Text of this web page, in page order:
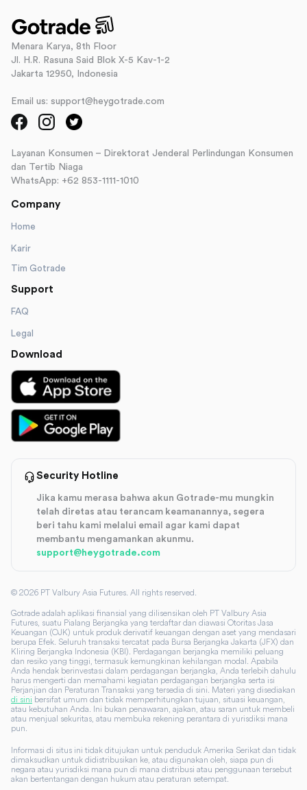
Menara Karya, 8th Floor
Jl. H.R. Rasuna Said Blok X-5 Kav-1-2
Jakarta 12950, Indonesia
Email us: support@heygotrade.com
Layanan Konsumen – Direktorat Jenderal Perlindungan Konsumen
dan Tertib Niaga
WhatsApp: +62 853-1111-1010
Company
Home
Karir
Tim Gotrade
Support
FAQ
Legal
Download
Security Hotline
Jika kamu merasa bahwa akun Gotrade-mu mungkin
telah diretas atau terancam keamanannya, segera
beri tahu kami melalui email agar kami dapat
membantu mengamankan akunmu.
support@heygotrade.com
© 2026 PT Valbury Asia Futures. All rights reserved.
Gotrade adalah aplikasi finansial yang dilisensikan oleh PT Valbury Asia
Futures, suatu Pialang Berjangka yang terdaftar dan diawasi Otoritas Jasa
Keuangan (OJK) untuk produk derivatif keuangan dengan aset yang mendasari
berupa Efek. Seluruh transaksi tercatat pada Bursa Berjangka Jakarta (JFX) dan
Kliring Berjangka Indonesia (KBI). Perdagangan berjangka memiliki peluang
dan resiko yang tinggi, termasuk kemungkinan kehilangan modal. Apabila
Anda hendak berinvestasi dalam perdagangan berjangka, Anda terlebih dahulu
harus mengerti dan memahami kegiatan perdagangan berjangka serta isi
Perjanjian dan Peraturan Transaksi yang tersedia di sini. Materi yang disediakan
di sini bersifat umum dan tidak memperhitungkan tujuan, situasi keuangan,
atau kebutuhan Anda. Ini bukan penawaran, ajakan, atau saran untuk membeli
atau menjual sekuritas, atau membuka rekening perantara di yurisdiksi mana
pun.
Informasi di situs ini tidak ditujukan untuk penduduk Amerika Serikat dan tidak
dimaksudkan untuk didistribusikan ke, atau digunakan oleh, siapa pun di
negara atau yurisdiksi mana pun di mana distribusi atau penggunaan tersebut
akan bertentangan dengan hukum atau peraturan setempat.